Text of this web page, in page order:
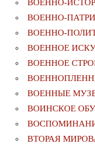
ВОЕННО-
ВОЕННО-
ВОЕННО-
ВОЕННОЕ
ВОЕННОЕ
ВОЕННЫЕ
ВОИНСКОЕ
ВТОРАЯ